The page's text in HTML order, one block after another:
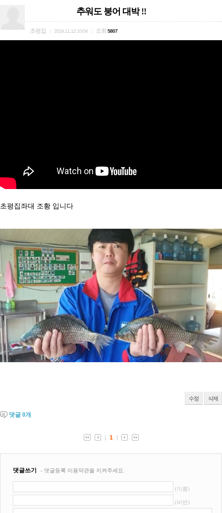
추워도 붕어 대박 !!
초평집 2024.11.12 10:04 조회 5807
초평집좌대 조황 입니다
수정 삭제
댓글 0개